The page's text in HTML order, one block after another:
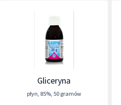
Gliceryna
płyn, 85%, 50 gramów